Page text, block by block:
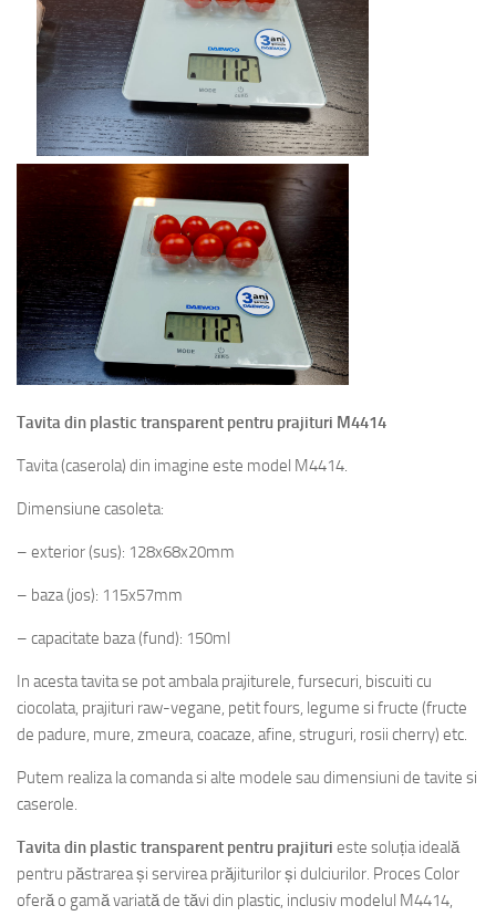
Tavita din plastic transparent pentru prajituri M4414
Tavita (caserola) din imagine este model M4414.
Dimensiune casoleta:
– exterior (sus): 128x68x20mm
– baza (jos): 115x57mm
– capacitate baza (fund): 150ml
In acesta tavita se pot ambala prajiturele, fursecuri, biscuiti cu
ciocolata, prajituri raw-vegane, petit fours, legume si fructe (fructe
de padure, mure, zmeura, coacaze, afine, struguri, rosii cherry) etc.
Putem realiza la comanda si alte modele sau dimensiuni de tavite si
caserole.
Tavita din plastic transparent pentru prajituri este soluția ideală
pentru păstrarea și servirea prăjiturilor și dulciurilor. Proces Color
oferă o gamă variată de tăvi din plastic, inclusiv modelul M4414,